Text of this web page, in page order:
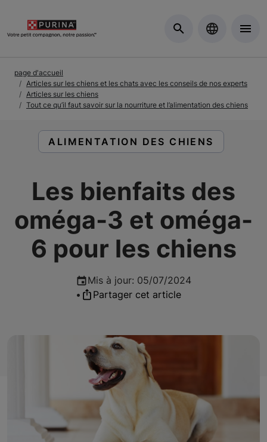
page d'accueil
Articles sur les chiens et les chats avec les conseils de nos experts
Articles sur les chiens
Tout ce qu’il faut savoir sur la nourriture et l’alimentation des chiens
LIRE DES ARTICLES À PROPOS DE :
ALIMENTATION DES CHIENS
Les bienfaits des
oméga-3 et oméga-
6 pour les chiens
Mis à jour: 05/07/2024
•
Partager cet article